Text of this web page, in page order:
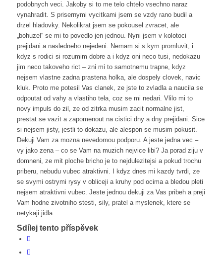
podobnych veci. Jakoby si to me telo chtelo vsechno naraz
vynahradit. S prisernymi vycitkami jsem se vzdy rano budil a
drzel hladovky. Nekolikrat jsem se pokousel zvracet, ale
„bohuzel“ se mi to povedlo jen jednou. Nyni jsem v kolotoci
prejidani a nasledneho nejedeni. Nemam si s kym promluvit, i
kdyz s rodici si rozumim dobre a i kdyz oni neco tusi, nedokazu
jim neco takoveho rict – zni mi to samotnemu trapne, kdyz
nejsem vlastne zadna prastena holka, ale dospely clovek, navic
kluk. Proto me potesil Vas clanek, ze jste to zvladla a naucila se
odpoutat od vahy a vlastiho tela, coz se mi nedari. Vlilo mi to
novy impuls do zil, ze od zitrka musim zacit normalne jist,
prestat se vazit a zapomenout na cistici dny a dny prejidani. Sice
si nejsem jisty, jestli to dokazu, ale alespon se musim pokusit.
Dekuji Vam za mozna nevedomou podporu. A jeste jedna vec –
vy jako zena – co se Vam na muzich nejvice libi? Ja porad ziju v
domneni, ze mit ploche bricho je to nejdulezitejsi a pokud trochu
priberu, nebudu vubec atraktivni. I kdyz dnes mi kazdy tvrdi, ze
se svymi ostrymi rysy v obliceji a kruhy pod ocima a bledou pleti
nejsem atraktivni vubec. Jeste jednou dekuji za Vas pribeh a preji
Vam hodne zivotniho stesti, sily, pratel a myslenek, ktere se
netykaji jidla.
Sdílej tento příspěvek